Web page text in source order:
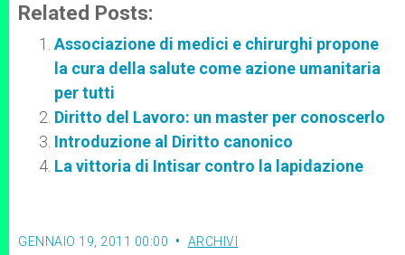
Related Posts:
Associazione di medici e chirurghi propone
la cura della salute come azione umanitaria
per tutti
Diritto del Lavoro: un master per conoscerlo
Introduzione al Diritto canonico
La vittoria di Intisar contro la lapidazione
GENNAIO 19, 2011 00:00 ARCHIVI